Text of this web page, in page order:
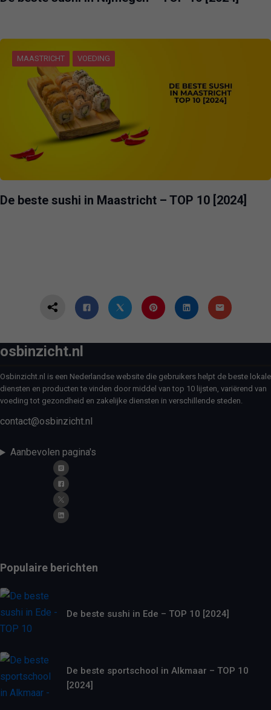
MAASTRICHT VOEDING
De beste sushi in Maastricht – TOP 10 [2024]
osbinzicht.nl
Osbinzicht.nl is een Nederlandse website die gebruikers helpt de beste lokale
diensten en producten te vinden door middel van top 10 lijsten, variërend van
voeding tot gezondheid en zakelijke diensten in verschillende steden.
contact@osbinzicht.nl
Aanbevolen pagina's
Populaire berichten
De beste sushi in Ede – TOP 10 [2024]
De beste sportschool in Alkmaar – TOP 10
[2024]